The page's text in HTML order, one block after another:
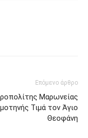
Επόμενο άρθρο
Μαρωνείας
Τιμά τον Άγιο
Θεοφάνη